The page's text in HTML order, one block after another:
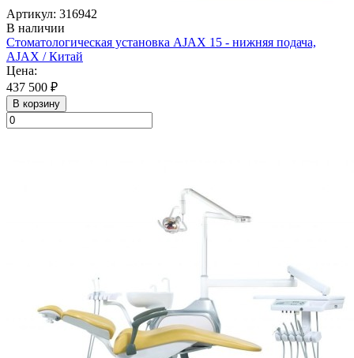
Артикул: 316942
В наличии
Стоматологическая установка AJAX 15 - нижняя подача,
AJAX / Китай
Цена:
437 500 ₽
В корзину